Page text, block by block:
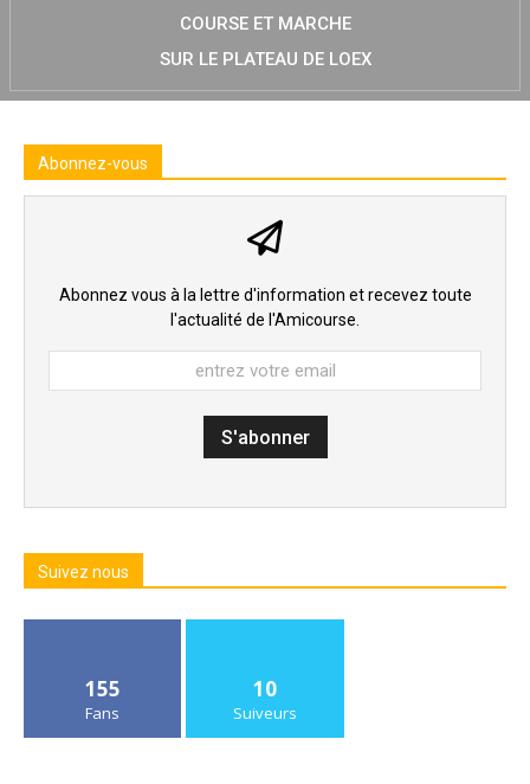
COURSE ET MARCHE
SUR LE PLATEAU DE LOEX
Abonnez-vous
Abonnez vous à la lettre d'information et recevez toute
l'actualité de l'Amicourse.
Suivez nous
155
Fans
10
Suiveurs